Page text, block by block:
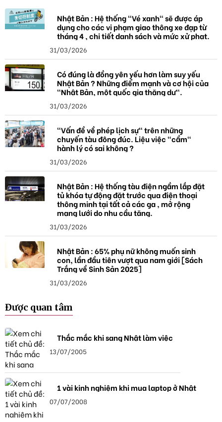
a
Nhật Bản : Hệ thống "Vé xanh" sẽ được áp
dụng cho các vi phạm giao thông xe đạp từ
tháng 4 , chi tiết danh sách và mức xử phạt.
31/03/2026
Có đúng là đồng yên yếu hơn làm suy yếu
Nhật Bản ? Những điểm mạnh và cơ hội của
"Nhật Bản, một quốc gia thặng dư".
31/03/2026
"Vấn đề về phép lịch sự" trên những
chuyến tàu đông đúc. Liệu việc "cầm"
hành lý có sai không ?
31/03/2026
Nhật Bản : Hệ thống tàu điện ngầm lắp đặt
tủ khóa tự động đặt trước qua điện thoại
thông minh tại tất cả các ga , mở rộng
mạng lưới do nhu cầu tăng.
31/03/2026
Nhật Bản : 65% phụ nữ không muốn sinh
con, lần đầu tiên vượt qua nam giới [Sách
Trắng về Sinh Sản 2025]
31/03/2026
Được quan tâm
Thắc mắc khi sang Nhật làm việc
13/07/2005
1 vài kinh nghiệm khi mua laptop ở Nhật
07/07/2008